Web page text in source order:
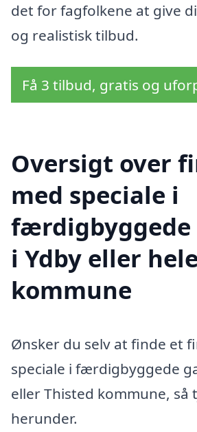
det for fagfolkene at give
og realistisk tilbud.
Få 3 tilbud, gratis og
Oversigt over
med speciale i
færdigbyggede
i Ydby eller
kommune
Ønsker du selv at finde et
speciale i færdigbyggede
eller Thisted kommune, så
herunder.